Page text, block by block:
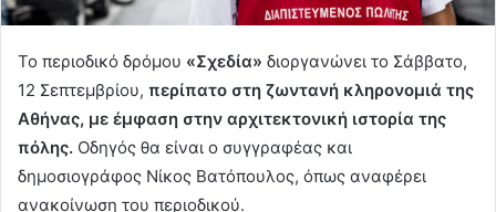
Το περιοδικό δρόμου «Σχεδία» διοργανώνει το Σάββατο,
12 Σεπτεμβρίου, περίπατο στη ζωντανή κληρονομιά της
Αθήνας, με έμφαση στην αρχιτεκτονική ιστορία της
πόλης. Οδηγός θα είναι ο συγγραφέας και
δημοσιογράφος Νίκος Βατόπουλος, όπως αναφέρει
ανακοίνωση του περιοδικού.